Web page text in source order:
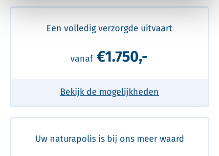
Een volledig verzorgde uitvaart
vanaf €1.750,-
Bekijk de mogelijkheden
Uw naturapolis is bij ons meer waard